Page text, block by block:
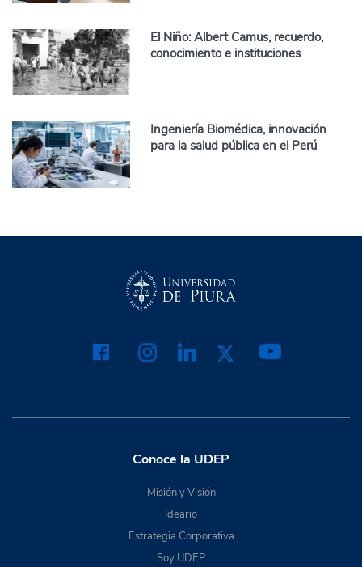
El Niño: Albert Camus, recuerdo,
conocimiento e instituciones
Ingeniería Biomédica, innovación
para la salud pública en el Perú
Conoce la UDEP
Misión y Visión
Ideario
Estrategia Corporativa
Soy UDEP